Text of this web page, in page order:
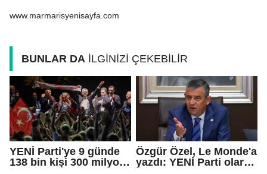
www.marmarisyenisayfa.com
BUNLAR DA İLGİNİZİ ÇEKEBİLİR
YENİ Parti'ye 9 günde
138 bin kişi 300 milyon
Özgür Özel, Le Monde'a
yazdı: YENİ Parti olarak